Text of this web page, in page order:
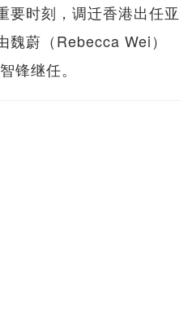
要时刻，调迁香港出任亚
魏蔚（Rebecca Wei）
锋继任。